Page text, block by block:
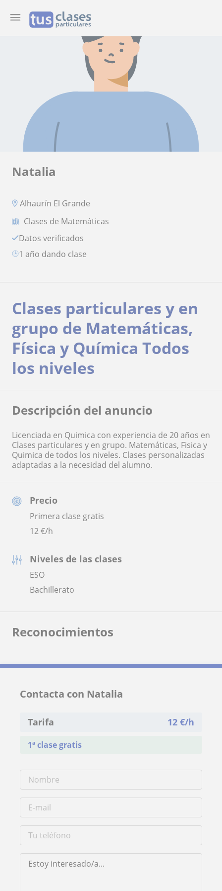
Natalia
Alhaurín El Grande
Clases de Matemáticas
Datos verificados
1 año dando clase
Precio
Primera clase gratis
12€/h
Niveles de las clases
ESO
Bachillerato
Clases particulares y en
grupo de Matemáticas,
Física y Química Todos
los niveles
Descripción del anuncio
Licenciada en Quimica con experiencia de 20 años en
Clases particulares y en grupo. Matemáticas, Fisica y
Quimica de todos los niveles. Clases personalizadas
adaptadas a la necesidad del alumno.
Reconocimientos
Contacta con Natalia
Tarifa 12 €/h
1ª clase gratis